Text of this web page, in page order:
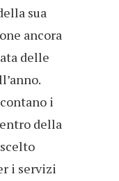
sua
ancora
delle
i
della
i servizi